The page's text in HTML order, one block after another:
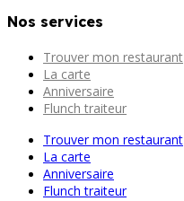
Nos services
Trouver mon restaurant
La carte
Anniversaire
Flunch traiteur
Trouver mon restaurant
La carte
Anniversaire
Flunch traiteur